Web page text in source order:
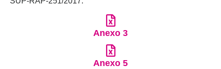
Anexo 3
Anexo 5